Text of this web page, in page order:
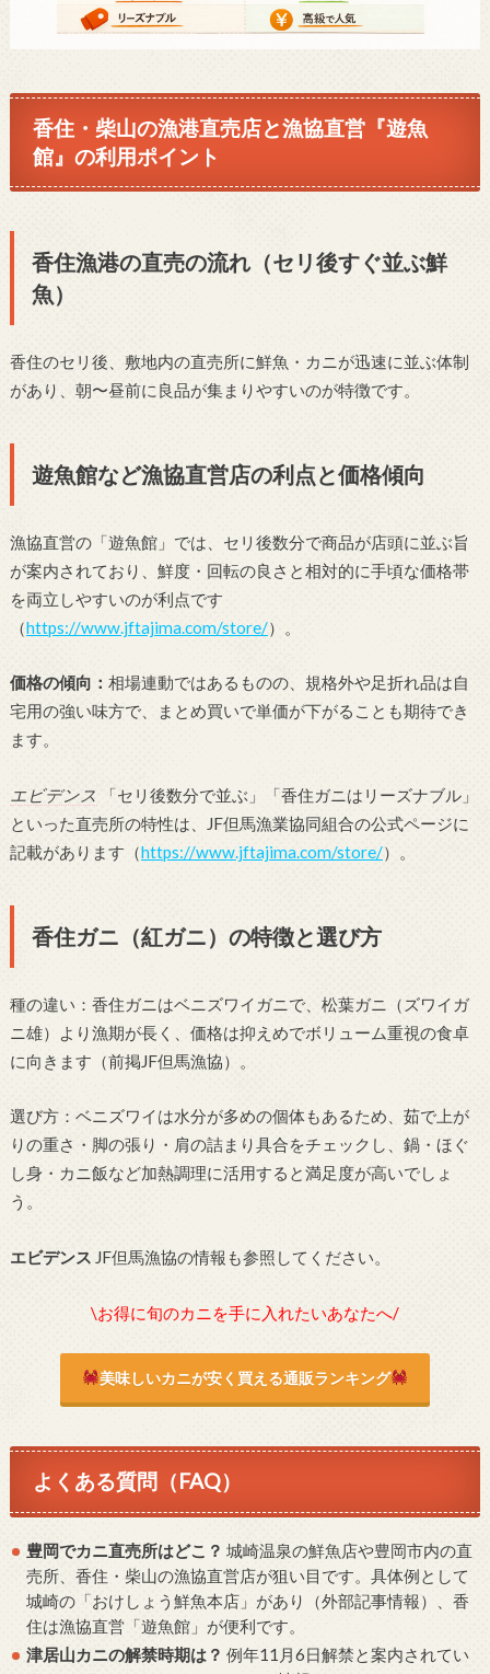
香住・柴山の漁港直売店と漁協直営『遊魚
館』の利用ポイント
香住漁港の直売の流れ（セリ後すぐ並ぶ鮮
魚）
香住のセリ後、敷地内の直売所に鮮魚・カニが迅速に並ぶ体制
があり、朝〜昼前に良品が集まりやすいのが特徴です。
遊魚館など漁協直営店の利点と価格傾向
漁協直営の「遊魚館」では、セリ後数分で商品が店頭に並ぶ旨
が案内されており、鮮度・回転の良さと相対的に手頃な価格帯
を両立しやすいのが利点です
（https://www.jftajima.com/store/）。
価格の傾向： 相場連動ではあるものの、規格外や足折れ品は自
宅用の強い味方で、まとめ買いで単価が下がることも期待でき
ます。
エビデンス
「セリ後数分で並ぶ」「香住ガニはリーズナブル」
といった直売所の特性は、JF但馬漁業協同組合の公式ページに
記載があります（https://www.jftajima.com/store/）。
香住ガニ（紅ガニ）の特徴と選び方
種の違い：香住ガニはベニズワイガニで、松葉ガニ（ズワイガ
ニ雄）より漁期が長く、価格は抑えめでボリューム重視の食卓
に向きます（前掲JF但馬漁協）。
選び方：ベニズワイは水分が多めの個体もあるため、茹で上が
りの重さ・脚の張り・肩の詰まり具合をチェックし、鍋・ほぐ
し身・カニ飯など加熱調理に活用すると満足度が高いでしょ
う。
エビデンス JF但馬漁協の情報も参照してください。
\お得に旬のカニを手に入れたいあなたへ/
美味しいカニが安く買える通販ランキング
よくある質問（FAQ）
豊岡でカニ直売所はどこ？ 城崎温泉の鮮魚店や豊岡市内の直
売所、香住・柴山の漁協直営店が狙い目です。具体例として
城崎の「おけしょう鮮魚本店」があり（外部記事情報）、香
住は漁協直営「遊魚館」が便利です。
津居山カニの解禁時期は？ 例年11月6日解禁と案内されてい